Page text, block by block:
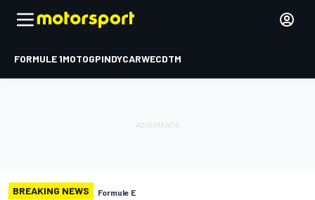
FORMULE 1MOTOGPINDYCARWECDTM
BREAKING NEWS Formule E